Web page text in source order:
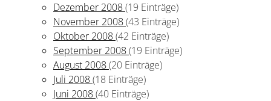
Dezember 2008(19 Einträge)
November 2008(43 Einträge)
Oktober 2008(42 Einträge)
September 2008(19 Einträge)
August 2008(20 Einträge)
Juli 2008(18 Einträge)
Juni 2008(40 Einträge)